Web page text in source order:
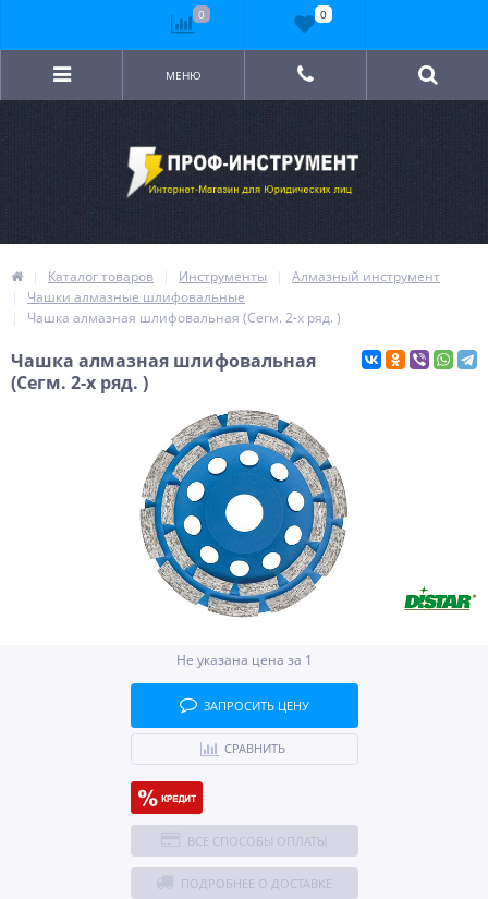
МЕНЮ
Каталог товаров Инструменты
Алмазный инструмент
Чашки алмазные шлифовальные
Чашка алмазная шлифовальная (Сегм. 2-х ряд. )
Чашка алмазная шлифовальная
(Сегм. 2-х ряд. )
Не указана цена за 1
ЗАПРОСИТЬ ЦЕНУ
СРАВНИТЬ
ВСЕ СПОСОБЫ ОПЛАТЫ
ПОДРОБНЕЕ О ДОСТАВКЕ
0 0